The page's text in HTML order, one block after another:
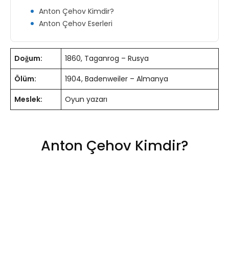
Anton Çehov Kimdir?
Anton Çehov Eserleri
Doğum:
1860, Taganrog – Rusya
Ölüm:
1904, Badenweiler – Almanya
Meslek:
Oyun yazarı
Anton Çehov Kimdir?